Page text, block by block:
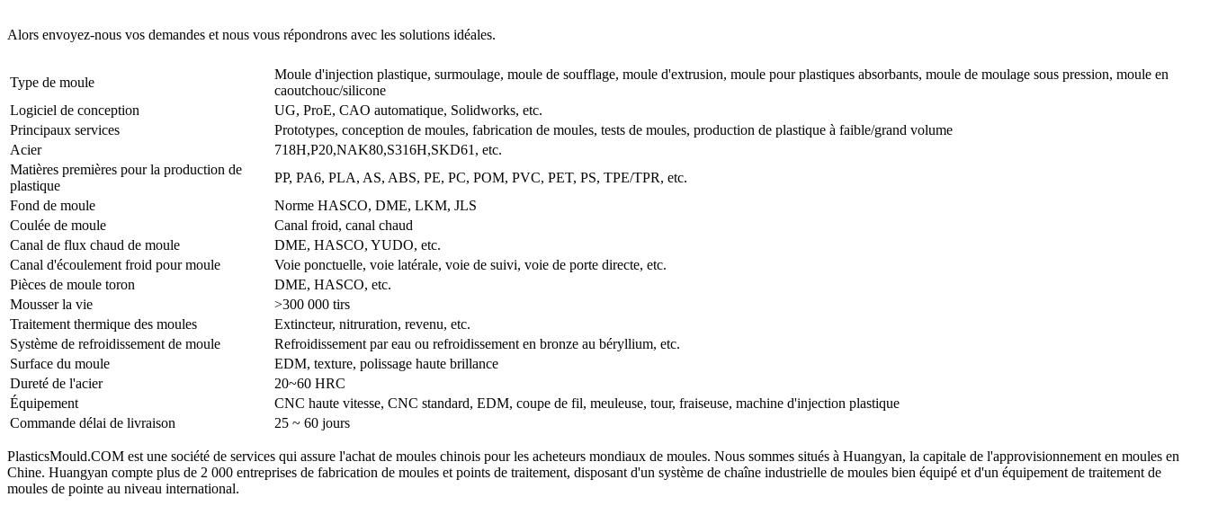
Alors envoyez-nous vos demandes et nous vous répondrons avec les solutions idéales.
Type de moule
Moule d'injection plastique, surmoulage, moule de soufflage, moule d'extrusion, moule pour plastiques absorbants, moule de moulage sous pression, moule en
caoutchouc/silicone
Logiciel de conception
UG, ProE, CAO automatique, Solidworks, etc.
Principaux services
Prototypes, conception de moules, fabrication de moules, tests de moules, production de plastique à faible/grand volume
Acier
718H,P20,NAK80,S316H,SKD61, etc.
Matières premières pour la production de
plastique
PP, PA6, PLA, AS, ABS, PE, PC, POM, PVC, PET, PS, TPE/TPR, etc.
Fond de moule
Norme HASCO, DME, LKM, JLS
Coulée de moule
Canal froid, canal chaud
Canal de flux chaud de moule
DME, HASCO, YUDO, etc.
Canal d'écoulement froid pour moule
Voie ponctuelle, voie latérale, voie de suivi, voie de porte directe, etc.
Pièces de moule toron
DME, HASCO, etc.
Mousser la vie
>300 000 tirs
Traitement thermique des moules
Extincteur, nitruration, revenu, etc.
Système de refroidissement de moule
Refroidissement par eau ou refroidissement en bronze au béryllium, etc.
Surface du moule
EDM, texture, polissage haute brillance
Dureté de l'acier
20~60 HRC
Équipement
CNC haute vitesse, CNC standard, EDM, coupe de fil, meuleuse, tour, fraiseuse, machine d'injection plastique
Commande délai de livraison
25 ~ 60 jours
PlasticsMould.COM est une société de services qui assure l'achat de moules chinois pour les acheteurs mondiaux de moules. Nous sommes situés à Huangyan, la capitale de l'approvisionnement en moules en
Chine. Huangyan compte plus de 2 000 entreprises de fabrication de moules et points de traitement, disposant d'un système de chaîne industrielle de moules bien équipé et d'un équipement de traitement de
moules de pointe au niveau international.